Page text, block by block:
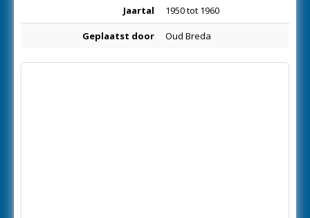
Jaartal 1950 tot 1960
Geplaatst door Oud Breda